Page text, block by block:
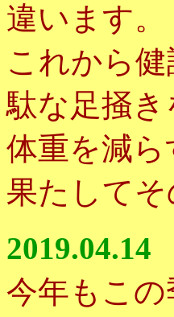
違います。
これから
駄な足掻
体重を減
果たして
2019.04.14
今年もこ